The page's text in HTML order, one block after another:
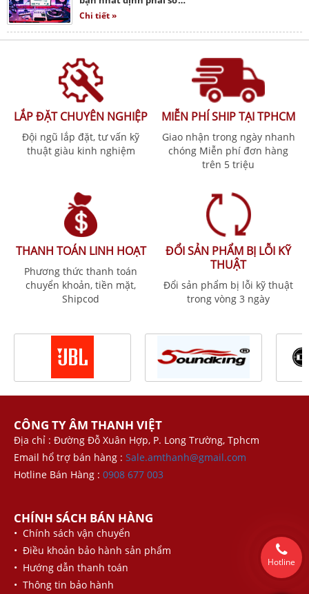
Chi tiết »
LẮP ĐẶT CHUYÊN NGHIỆP
Đội ngũ lắp đặt, tư vấn kỹ
thuật giàu kinh nghiệm
MIỄN PHÍ SHIP TẠI TPHCM
Giao nhận trong ngày nhanh
chóng Miễn phí đơn hàng
trên 5 triệu
THANH TOÁN LINH HOẠT
Phương thức thanh toán
chuyển khoản, tiền mặt,
Shipcod
ĐỔI SẢN PHẨM BỊ LỖI KỸ
THUẬT
Đổi sản phẩm bị lỗi kỹ thuật
trong vòng 3 ngày
CÔNG TY ÂM THANH VIỆT
Địa chỉ : Đường Đỗ Xuân Hợp, P. Long Trường, Tphcm
Email hổ trợ bán hàng : Sale.amthanh@gmail.com
Hotline Bán Hàng : 0908 677 003
CHÍNH SÁCH BÁN HÀNG
• Chính sách vận chuyển
• Điều khoản bảo hành sản phẩm
• Hướng dẫn thanh toán
• Thông tin bảo hành
Hotline